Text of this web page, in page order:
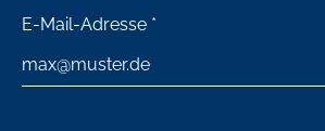
E-Mail-Adresse *